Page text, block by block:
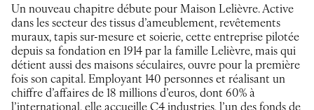
Un nouveau chapitre débute pour Maison Lelièvre. Active
dans les secteur des tissus d’ameublement, revêtements
muraux, tapis sur-mesure et soierie, cette entreprise pilotée
depuis sa fondation en 1914 par la famille Lelièvre, mais qui
détient aussi des maisons séculaires, ouvre pour la première
fois son capital. Employant 140 personnes et réalisant un
chiffre d’affaires de 18 millions d’euros, dont 60% à